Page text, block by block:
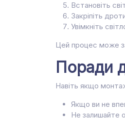
Встановіть
Закріпіть
Увімкніть
Цей процес може
Поради
Навіть якщо
Якщо ви не
Не залишайте